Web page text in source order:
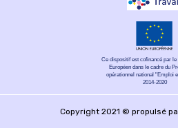
Ce dispositif est cofinancé par le
Européen dans le cadre du
opérationnel national "Emploi
2014-2020
Copyright 2021 © propulsé par